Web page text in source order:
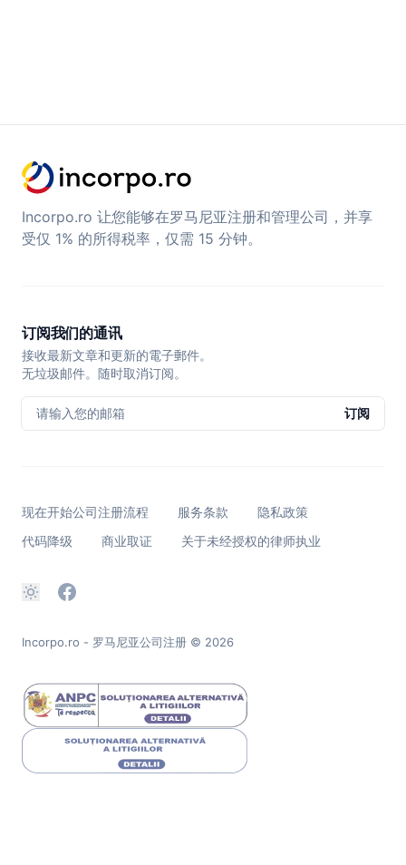
Incorpo.ro 让您能够在罗马尼亚注册和管理公司，并享
受仅 1% 的所得税率，仅需 15 分钟。
订阅我们的通讯
接收最新文章和更新的電子郵件。
无垃圾邮件。随时取消订阅。
请输入您的邮箱 订阅
现在开始公司注册流程 服务条款
隐私政策
代码降级
商业取证 关于未经授权的律师执业
Incorpo.ro - 罗马尼亚公司注册 © 2026